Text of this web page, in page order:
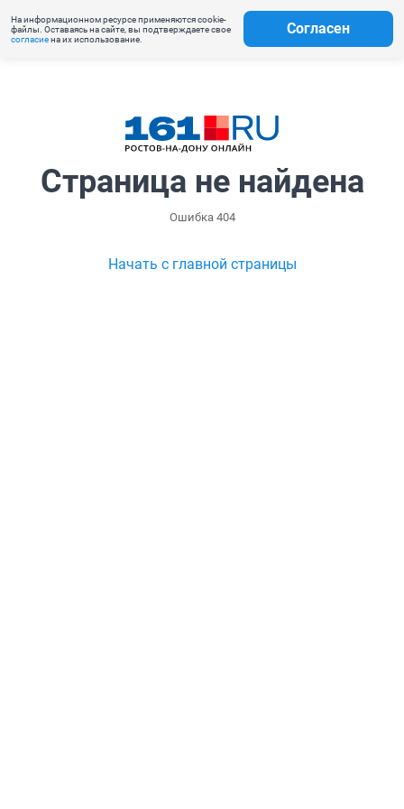
На информационном ресурсе применяются cookie-
файлы. Оставаясь на сайте, вы подтверждаете свое
согласиена их использование.
Согласен
Страница не найдена
Ошибка 404
Начать с главной страницы